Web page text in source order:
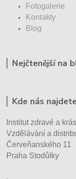
Fotogalerie
Kontakty
Blog
Nejčtenější na
Kde nás
Institut zdravé a
Vzdělávání a
Červeňanského 11
Praha Stodůlky